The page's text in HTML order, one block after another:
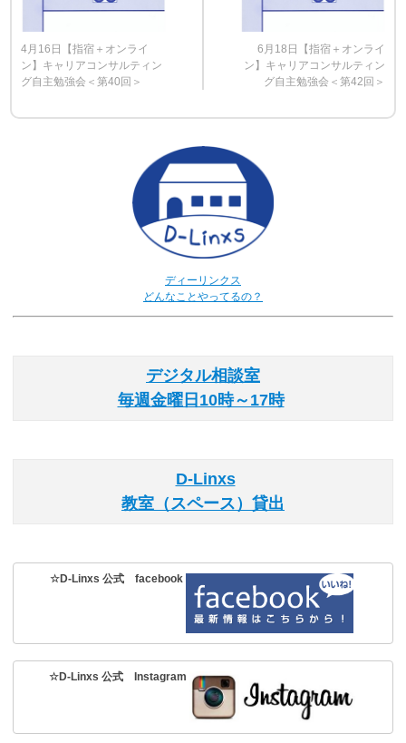
4月16日【指宿＋オンライ
ン】キャリアコンサルティン
グ自主勉強会＜第40回＞
6月18日【指宿＋オンライ
ン】キャリアコンサルティン
グ自主勉強会＜第42回＞
ディーリンクス
どんなことやってるの？
デジタル相談室
毎週金曜日10時～17時
D-Linxs
教室（スペース）貸出
☆D-Linxs 公式 facebook
☆D-Linxs 公式 Instagram